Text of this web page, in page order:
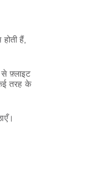
हैं,
फ़्लाइट
तरह के